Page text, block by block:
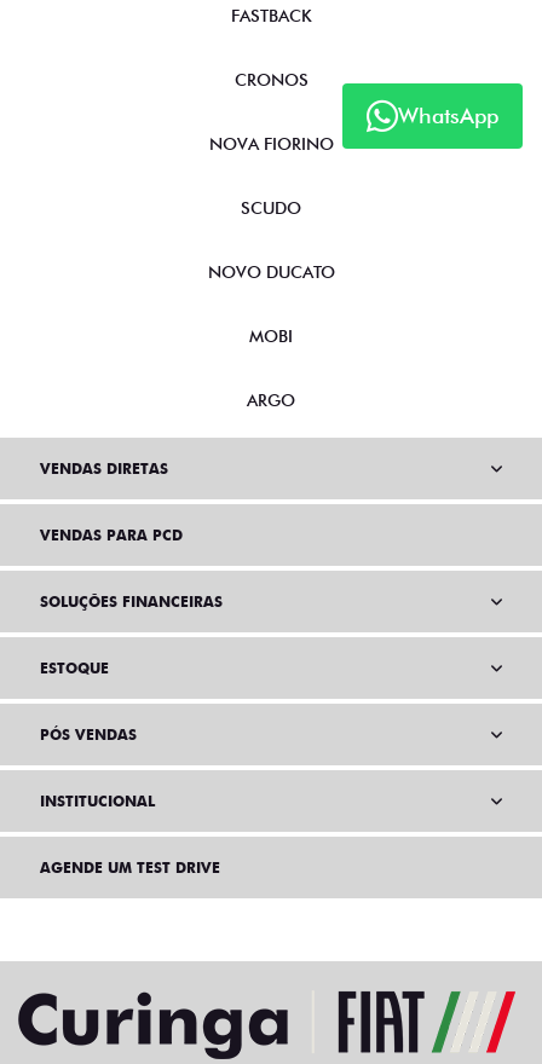
WhatsApp
FASTBACK
CRONOS
NOVA FIORINO
SCUDO
NOVO DUCATO
MOBI
ARGO
VENDAS DIRETAS
VENDAS PARA PCD
SOLUÇÕES FINANCEIRAS
ESTOQUE
PÓS VENDAS
INSTITUCIONAL
AGENDE UM TEST DRIVE